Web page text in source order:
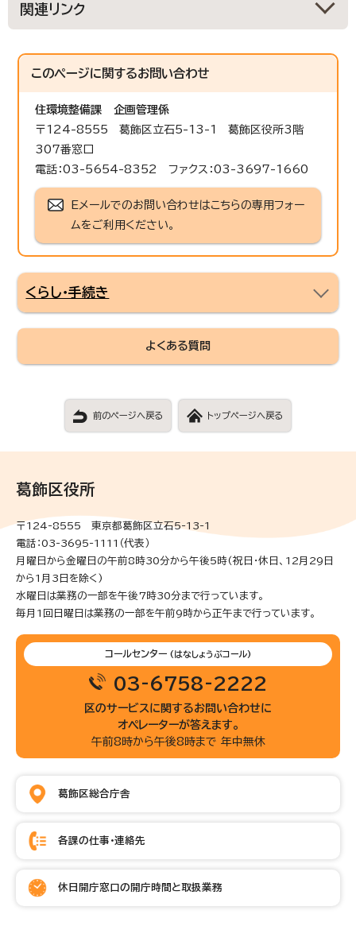
関連リンク
このページに関するお問い合わせ
住環境整備課
企画管理係
〒124-8555 葛飾区立石5-13-1 葛飾区役所3階
307番窓口
電話：03-5654-8352 ファクス：03-3697-1660
Eメールでのお問い合わせはこちらの専用フォー
ムをご利用ください。
くらし・手続き
よくある質問
前のページへ戻る トップページへ戻る
葛飾区役所
〒124-8555 東京都葛飾区立石5-13-1
電話：03-3695-1111（代表）
月曜日から金曜日の午前8時30分から午後5時(祝日・休日、12月29日
から1月3日を除く)
水曜日は業務の一部を午後7時30分まで行っています。
毎月1回日曜日は業務の一部を午前9時から正午まで行っています。
コールセンター (はなしょうぶコール)
03-6758-2222
区のサービスに関するお問い合わせに
オペレーターが答えます。
午前8時から午後8時まで 年中無休
葛飾区総合庁舎
各課の仕事・連絡先
休日開庁窓口の開庁時間と取扱業務